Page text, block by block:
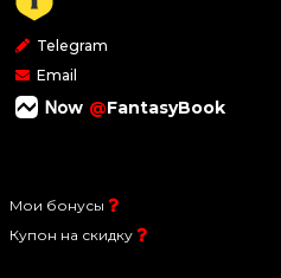
Telegram
Email
@FantasyBook
Мои бонусы
Купон на скидку